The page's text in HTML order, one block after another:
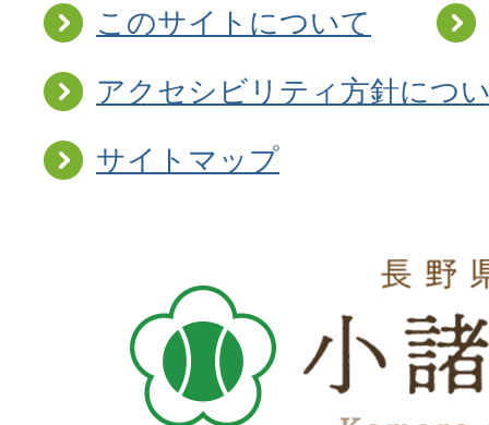
このサイトについて
アクセシビリティ方針につ
サイトマップ